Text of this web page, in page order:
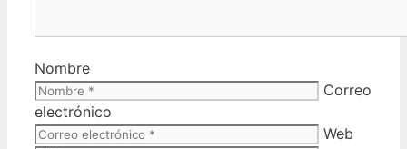
Nombre
Correo
electrónico
Web